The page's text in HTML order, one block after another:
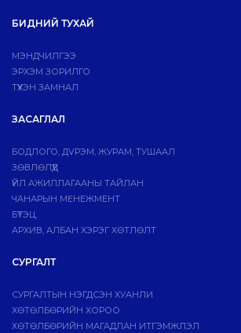
БИДНИЙ ТУХАЙ
МЭНДЧИЛГЭЭ
ЭРХЭМ ЗОРИЛГО
ТҮҮХЭН ЗАМНАЛ
ЗАСАГЛАЛ
БОДЛОГО, ДVРЭМ, ЖУРАМ, ТУШААЛ
ЗӨВЛӨЛҮҮД
ҮЙЛ АЖИЛЛАГААНЫ ТАЙЛАН
ЧАНАРЫН МЕНЕЖМЕНТ
БҮТЭЦ
АРХИВ, АЛБАН ХЭРЭГ ХӨТЛӨЛТ
СУРГАЛТ
СУРГАЛТЫН НЭГДСЭН ХУАНЛИ
ХӨТӨЛБӨРИЙН ХОРОО
ХӨТӨЛБӨРИЙН МАГАДЛАН ИТГЭМЖЛЭЛ